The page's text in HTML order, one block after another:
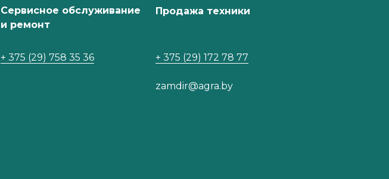
Сервисное обслуживание
и ремонт
+ 375 (29) 758 35 36
Продажа техники
+ 375 (29) 172 78 77
zamdir@agra.by